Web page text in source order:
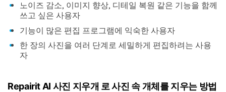
노이즈 감소, 이미지 향상, 디테일 복원 같은 기능을 함께
쓰고 싶은 사용자
기능이 많은 편집 프로그램에 익숙한 사용자
한 장의 사진을 여러 단계로 세밀하게 편집하려는 사용
자
Repairit AI 사진 지우개 로 사진 속 개체를 지우는 방법